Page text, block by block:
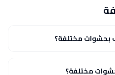
مختلفة؟
مختلفة؟